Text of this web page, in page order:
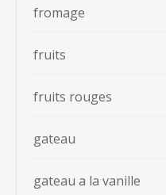
fromage
fruits
fruits rouges
gateau
gateau a la vanille